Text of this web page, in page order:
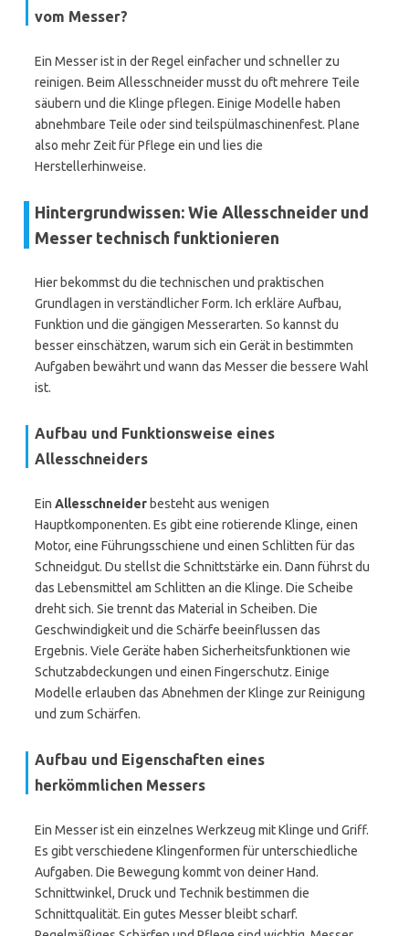
vom Messer?
Ein Messer ist in der Regel einfacher und schneller zu
reinigen. Beim Allesschneider musst du oft mehrere Teile
säubern und die Klinge pflegen. Einige Modelle haben
abnehmbare Teile oder sind teilspülmaschinenfest. Plane
also mehr Zeit für Pflege ein und lies die
Herstellerhinweise.
Hintergrundwissen: Wie Allesschneider und
Messer technisch funktionieren
Hier bekommst du die technischen und praktischen
Grundlagen in verständlicher Form. Ich erkläre Aufbau,
Funktion und die gängigen Messerarten. So kannst du
besser einschätzen, warum sich ein Gerät in bestimmten
Aufgaben bewährt und wann das Messer die bessere Wahl
ist.
Aufbau und Funktionsweise eines
Allesschneiders
Ein Allesschneider besteht aus wenigen
Hauptkomponenten. Es gibt eine rotierende Klinge, einen
Motor, eine Führungsschiene und einen Schlitten für das
Schneidgut. Du stellst die Schnittstärke ein. Dann führst du
das Lebensmittel am Schlitten an die Klinge. Die Scheibe
dreht sich. Sie trennt das Material in Scheiben. Die
Geschwindigkeit und die Schärfe beeinflussen das
Ergebnis. Viele Geräte haben Sicherheitsfunktionen wie
Schutzabdeckungen und einen Fingerschutz. Einige
Modelle erlauben das Abnehmen der Klinge zur Reinigung
und zum Schärfen.
Aufbau und Eigenschaften eines
herkömmlichen Messers
Ein Messer ist ein einzelnes Werkzeug mit Klinge und Griff.
Es gibt verschiedene Klingenformen für unterschiedliche
Aufgaben. Die Bewegung kommt von deiner Hand.
Schnittwinkel, Druck und Technik bestimmen die
Schnittqualität. Ein gutes Messer bleibt scharf.